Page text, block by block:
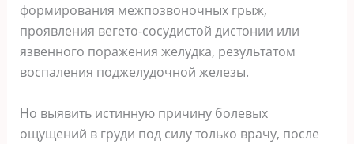
формирования межпозвоночных грыж,
проявления вегето-сосудистой дистонии или
язвенного поражения желудка, результатом
воспаления поджелудочной железы.
Но выявить истинную причину болевых
ощущений в груди под силу только врачу, после